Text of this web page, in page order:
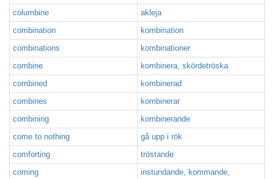
columbine
akleja
combination
kombination
combinations
kombinationer
combine
kombinera, skördetröska
combined
kombinerad
combines
kombinerar
combining
kombinerande
come to nothing
gå upp i rök
comforting
tröstande
coming
instundande, kommande,